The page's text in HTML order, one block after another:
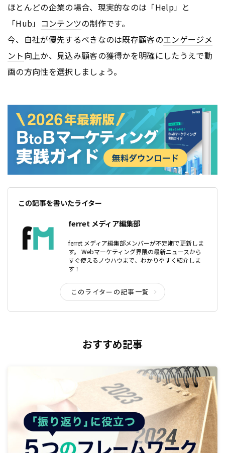
ほとんどの企業の場合、現実的なのは「Help」と
「Hub」 コンテンツの制作です。
今、自社が優先するべきなのは既存顧客のエンゲージメ
ント向上か、見込み顧客の獲得かを明確にしたうえで動
画の方向性を選択しましょう。
この記事を書いたライター
ferret メディア編集部
ferret メディア編集部メンバーが不定期で更新しま
す。 Webマーケティング界隈の最新ニュースから
すぐ使えるノウハウまで、わかりやすく紹介しま
す！
このライターの記事一覧
おすすめ記事